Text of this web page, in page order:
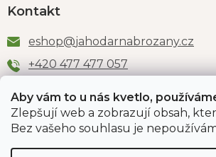
Aby vám to u nás kvetlo,
Zlepšují web a zobrazují obsah,
Bez vašeho souhlasu je
Kontakt
eshop@jahodarnabrozany.cz
+420 477 477 057
Odběr newsletteru